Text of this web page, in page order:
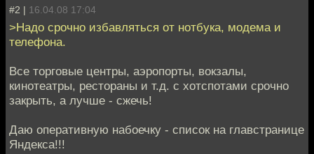
#2 | 16.04.08 17:04
>Надо срочно избавляться от нотбука, модема и
телефона.
Все торговые центры, аэропорты, вокзалы,
кинотеатры, рестораны и т.д. с хотспотами срочно
закрыть, а лучше - сжечь!
Даю оперативную набоечку - список на главстранице
Яндекса!!!